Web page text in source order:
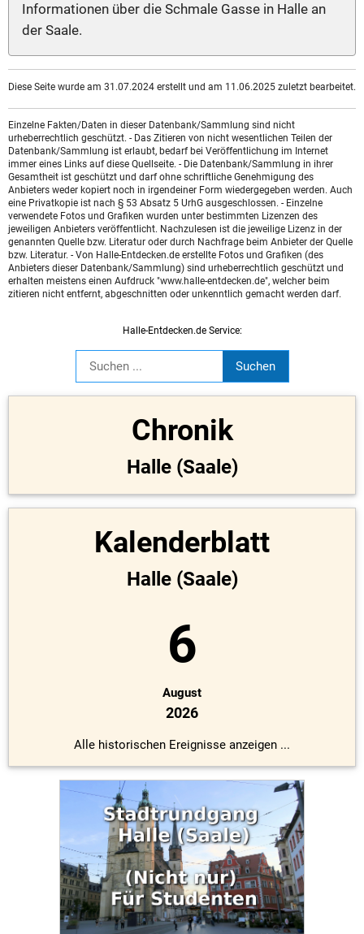
Informationen über die Schmale Gasse in Halle an
der Saale.
Diese Seite wurde am 31.07.2024 erstellt und am 11.06.2025 zuletzt bearbeitet.
Einzelne Fakten/Daten in dieser Datenbank/Sammlung sind nicht
urheberrechtlich geschützt. - Das Zitieren von nicht wesentlichen Teilen der
Datenbank/Sammlung ist erlaubt, bedarf bei Veröffentlichung im Internet
immer eines Links auf diese Quellseite. - Die Datenbank/Sammlung in ihrer
Gesamtheit ist geschützt und darf ohne schriftliche Genehmigung des
Anbieters weder kopiert noch in irgendeiner Form wiedergegeben werden. Auch
eine Privatkopie ist nach § 53 Absatz 5 UrhG ausgeschlossen. - Einzelne
verwendete Fotos und Grafiken wurden unter bestimmten Lizenzen des
jeweiligen Anbieters veröffentlicht. Nachzulesen ist die jeweilige Lizenz in der
genannten Quelle bzw. Literatur oder durch Nachfrage beim Anbieter der Quelle
bzw. Literatur. - Von Halle-Entdecken.de erstellte Fotos und Grafiken (des
Anbieters dieser Datenbank/Sammlung) sind urheberrechtlich geschützt und
erhalten meistens einen Aufdruck "www.halle-entdecken.de", welcher beim
zitieren nicht entfernt, abgeschnitten oder unkenntlich gemacht werden darf.
Halle-Entdecken.de Service:
Chronik
Halle (Saale)
Kalenderblatt
Halle (Saale)
6
August
2026
Alle historischen Ereignisse anzeigen ...